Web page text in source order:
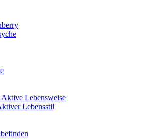
Lebensweise
Lebensstil